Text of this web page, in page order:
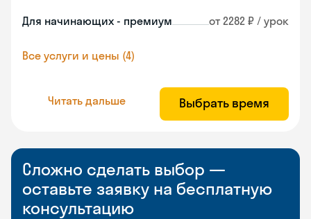
Для начинающих - премиум от 2282 ₽ / урок
Все услуги и цены (4)
Читать дальше Выбрать время
Сложно сделать выбор —
оставьте заявку на бесплатную
консультацию